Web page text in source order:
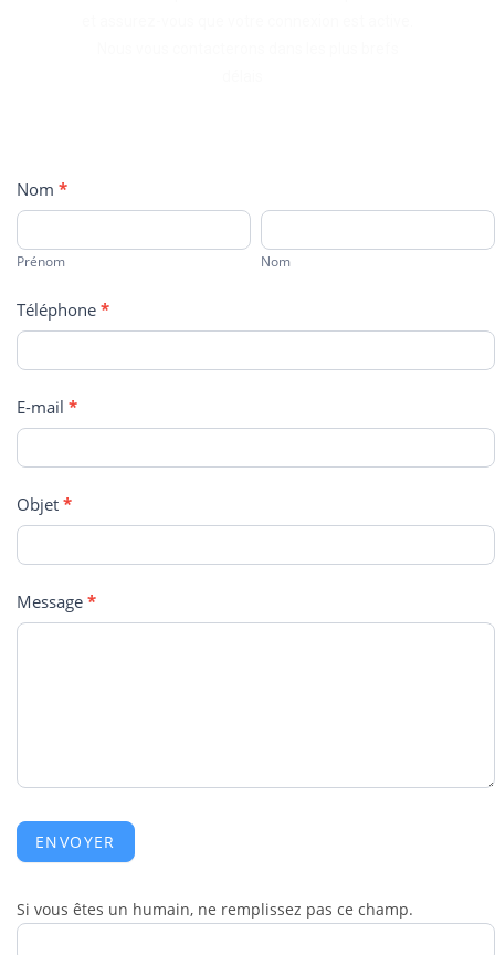
Nous
Contacter
Nom *
Prénom
Prénom
Nom
Nom
Téléphone *
E-mail *
Objet *
Message *
ENVOYER
Si vous êtes un humain, ne remplissez pas ce champ.